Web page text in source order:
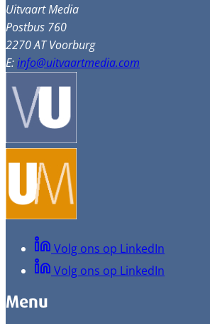
Uitvaart Media
Postbus 760
2270 AT Voorburg
E:info@uitvaartmedia.com
Volg ons op LinkedIn
Volg ons op LinkedIn
Menu